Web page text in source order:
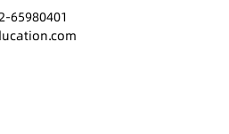
65980401